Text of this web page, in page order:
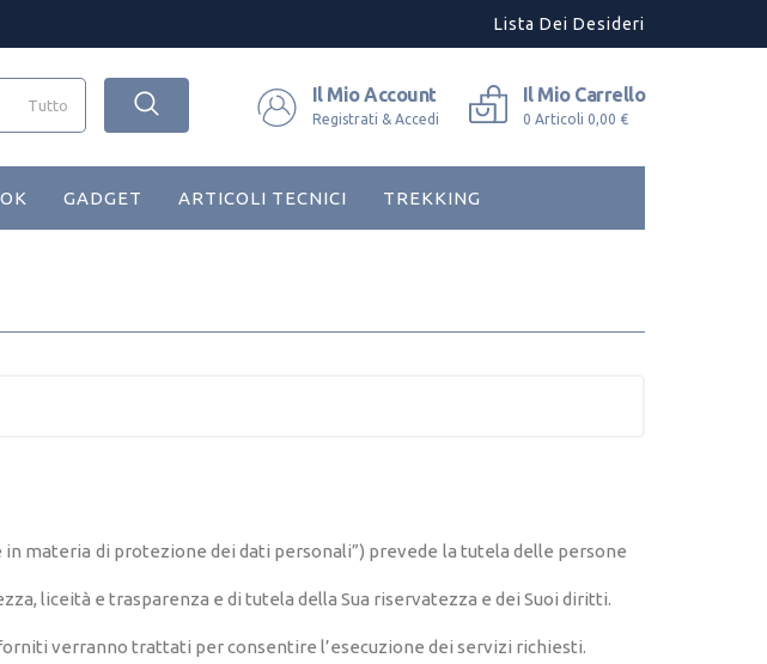
Lista Dei Desideri
Il Mio Account
Registrati & Accedi
Il Mio Carrello
0 Articoli 0,00 €
GADGET ARTICOLI TECNICI TREKKING
in materia di protezione dei dati personali”) prevede la tutela delle persone
liceità e trasparenza e di tutela della Sua riservatezza e dei Suoi diritti.
verranno trattati per consentire l’esecuzione dei servizi richiesti.